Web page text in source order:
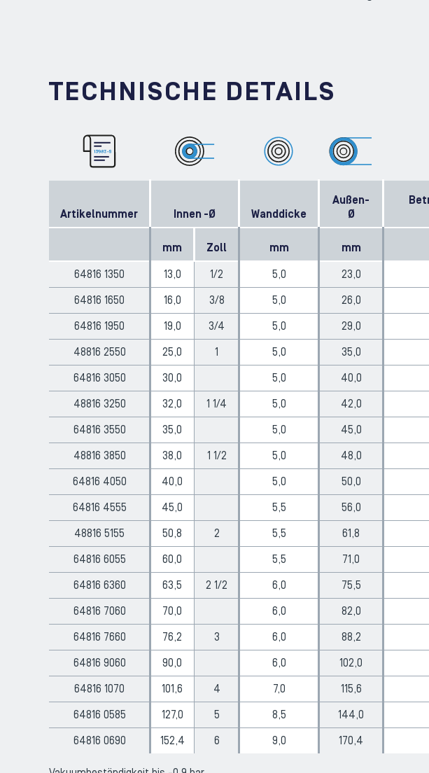
TECHNISCHE DETAILS
Artikelnummer Innen -Ø Wanddicke
Außen-
Ø
mm Zoll mm mm
64816 1350 13,0 1/2 5,0 23,0
64816 1650 16,0 3/8 5,0 26,0
64816 1950 19,0 3/4 5,0 29,0
48816 2550 25,0 1 5,0 35,0
64816 3050 30,0 5,0 40,0
48816 3250 32,0 1 1/4 5,0 42,0
64816 3550 35,0 5,0 45,0
48816 3850 38,0 1 1/2 5,0 48,0
64816 4050 40,0 5,0 50,0
64816 4555 45,0 5,5 56,0
48816 5155 50,8 2 5,5 61,8
64816 6055 60,0 5,5 71,0
64816 6360 63,5 2 1/2 6,0 75,5
64816 7060 70,0 6,0 82,0
64816 7660 76,2 3 6,0 88,2
64816 9060 90,0 6,0 102,0
64816 1070 101,6 4 7,0 115,6
64816 0585 127,0 5 8,5 144,0
64816 0690 152,4 6 9,0 170,4